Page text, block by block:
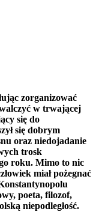
zorganizować
w trwającej
się do
się dobrym
oraz niedojadanie
trosk
roku. Mimo to nic
miał pożegnać
poeta, filozof,
niepodległość.